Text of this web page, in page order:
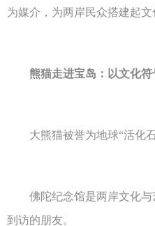
为媒介，为两岸民众搭建起文
熊猫走进宝岛：以文化
大熊猫被誉为地球“活化石
佛陀纪念馆是两岸文化与艺
到访的朋友。